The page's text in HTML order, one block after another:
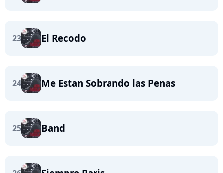
23 El Recodo
24 Me Estan Sobrando las Penas
25 Band